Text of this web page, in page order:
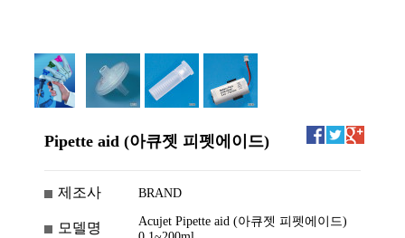
Pipette aid (아큐젯 피펫에이드)
제조사 BRAND
모델명
Acujet Pipette aid (아큐젯 피펫에이드)